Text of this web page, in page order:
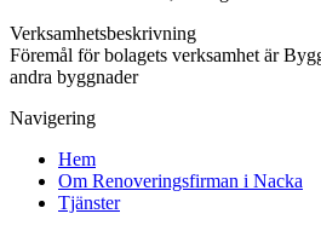
Verksamhetsbeskrivning
Föremål för bolagets verksamhet är
andra byggnader
Navigering
Hem
Om Renoveringsfirman i Nacka
Tjänster